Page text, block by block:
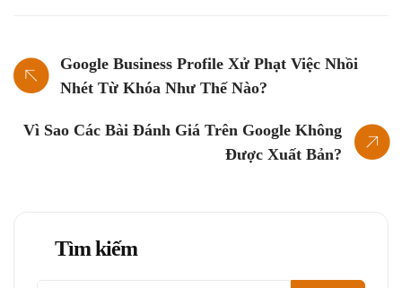
Google Business Profile Xử Phạt Việc Nhồi
Nhét Từ Khóa Như Thế Nào?
Vì Sao Các Bài Đánh Giá Trên Google Không
Được Xuất Bản?
Tìm kiếm